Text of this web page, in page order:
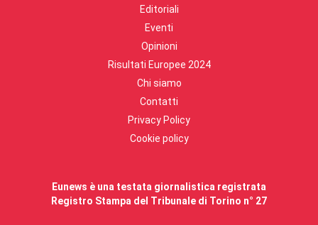
Editoriali
Eventi
Opinioni
Risultati Europee 2024
Chi siamo
Contatti
Privacy Policy
Cookie policy
Eunews è una testata giornalistica registrata
Registro Stampa del Tribunale di Torino n° 27